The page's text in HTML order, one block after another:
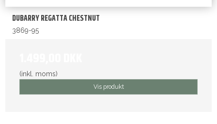
DUBARRY REGATTA CHESTNUT
3869-95
(inkl. moms)
Vis produkt